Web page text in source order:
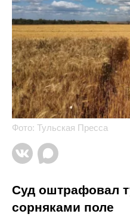
Фото: Тульская Пресса
Суд оштрафовал
сорняками поле